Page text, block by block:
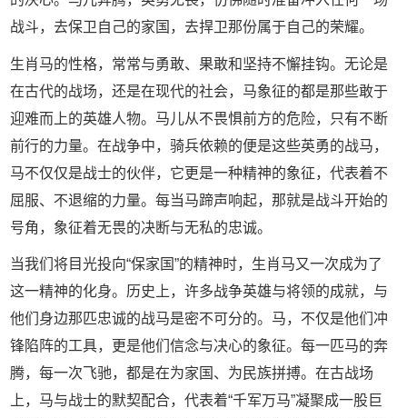
战斗，去保卫自己的家国，去捍卫那份属于自己的荣耀。
生肖马的性格，常常与勇敢、果敢和坚持不懈挂钩。无论是
在古代的战场，还是在现代的社会，马象征的都是那些敢于
迎难而上的英雄人物。马儿从不畏惧前方的危险，只有不断
前行的力量。在战争中，骑兵依赖的便是这些英勇的战马，
马不仅仅是战士的伙伴，它更是一种精神的象征，代表着不
屈服、不退缩的力量。每当马蹄声响起，那就是战斗开始的
号角，象征着无畏的决断与无私的忠诚。
当我们将目光投向“保家国”的精神时，生肖马又一次成为了
这一精神的化身。历史上，许多战争英雄与将领的成就，与
他们身边那匹忠诚的战马是密不可分的。马，不仅是他们冲
锋陷阵的工具，更是他们信念与决心的象征。每一匹马的奔
腾，每一次飞驰，都是在为家国、为民族拼搏。在古战场
上，马与战士的默契配合，代表着“千军万马”凝聚成一股巨